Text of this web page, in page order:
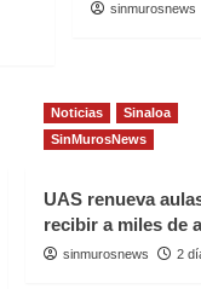
sinmurosnews
Noticias
Sinaloa
SinMurosNews
UAS renueva
recibir a miles de
sinmurosnews 2